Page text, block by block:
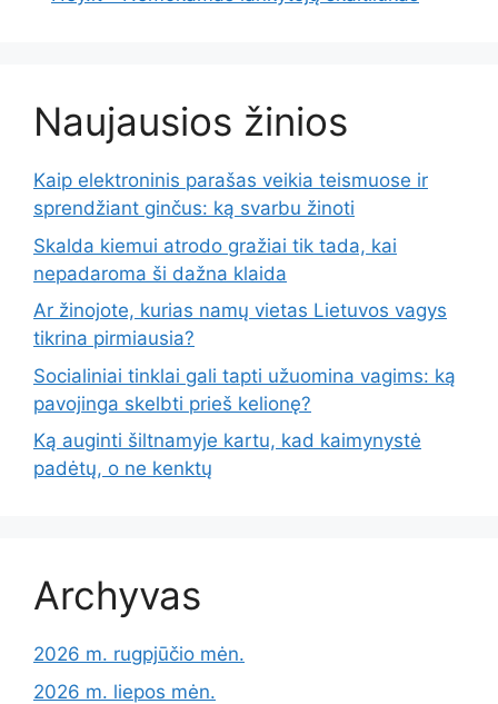
Naujausios žinios
Kaip elektroninis parašas veikia teismuose ir
sprendžiant ginčus: ką svarbu žinoti
Skalda kiemui atrodo gražiai tik tada, kai
nepadaroma ši dažna klaida
Ar žinojote, kurias namų vietas Lietuvos vagys
tikrina pirmiausia?
Socialiniai tinklai gali tapti užuomina vagims: ką
pavojinga skelbti prieš kelionę?
Ką auginti šiltnamyje kartu, kad kaimynystė
padėtų, o ne kenktų
Archyvas
2026 m. rugpjūčio mėn.
2026 m. liepos mėn.